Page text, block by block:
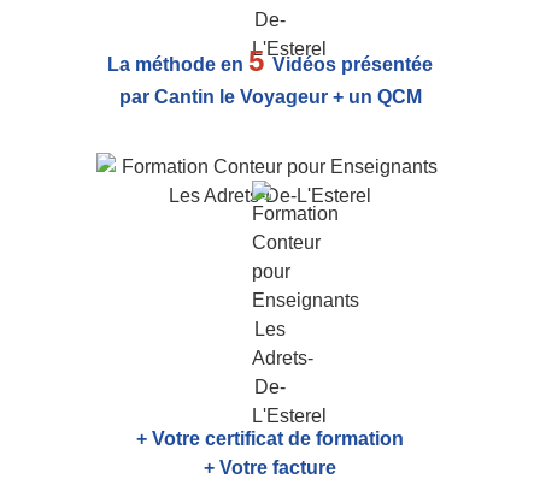
La méthode en 5Vidéos présentée
par Cantin le Voyageur + un QCM
+ Votre certificat de formation
+ Votre facture